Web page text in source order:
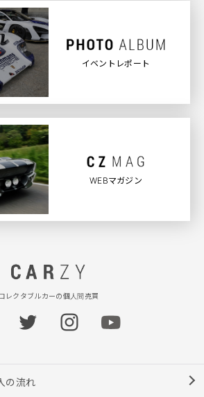
イベントレポート
WEBマガジン
コレクタブルカーの個人間売買
の流れ